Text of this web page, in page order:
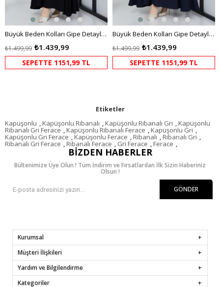
Büyük Beden Kolları Gipe Detaylı Siyah Ferace
₺1.439,99
₺1.499,99
SEPETTE 1151,99 TL
Büyük Beden Kolları Gipe Detaylı Lacivert Ferace
₺1.439,99
₺1.499,99
SEPETTE 1151,99 TL
Etiketler
Kapüşonlu ,Kapüşonlu Ribanalı ,Kapüşonlu Ribanalı Gri ,Kapüşonlu
Ribanalı Gri Ferace ,Kapüşonlu Ribanalı Ferace ,Kapüşonlu Gri ,
Kapüşonlu Gri Ferace ,Kapüşonlu Ferace ,Ribanalı ,Ribanalı Gri ,
Ribanalı Gri Ferace ,Ribanalı Ferace , Gri Ferace ,Ferace ,
BIZDEN HABERLER
Bültenimize Üye Olun ! Tüm İndirim ve Fırsatlardan İlk Sizin Haberiniz
Olsun !
GÖNDER
Kurumsal
Müşteri İlişkileri
Yardım ve Bilgilendirme
Kategoriler